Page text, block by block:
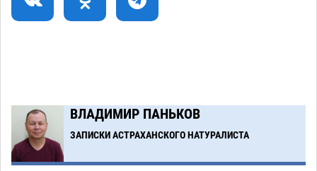
голове полицейского в сто тысяч рублей
18:57
В Астрахани впервые открыли смену по
теории игр
ВЛАДИМИР ПАНЬКОВ
ЗАПИСКИ АСТРАХАНСКОГО НАТУРАЛИСТА